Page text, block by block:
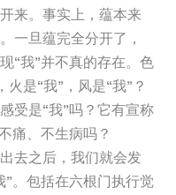
来。事实上，蕴本来
一旦蕴完全分开了，
“我”并不真的存在。色
火是“我”，风是“我”？
受是“我”吗？它有宣称
痛、不生病吗？
去之后，我们就会发
。包括在六根门执行觉